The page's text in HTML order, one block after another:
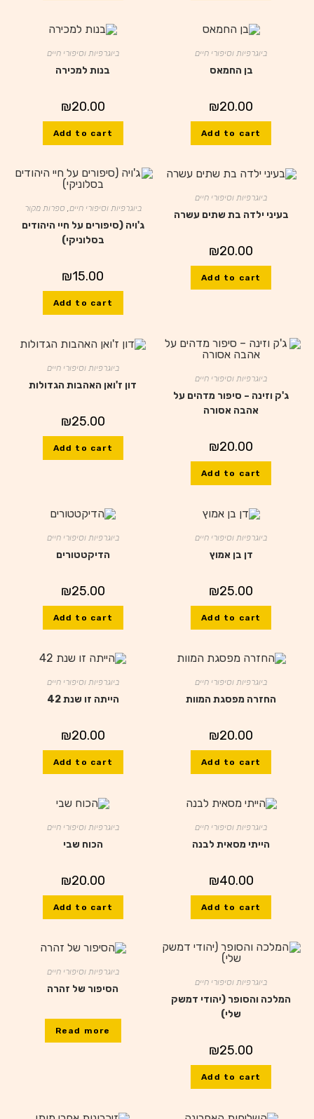
ביוגרפיות וסיפורי חיים
בן החמאס
₪20.00
Add to cart
ביוגרפיות וסיפורי חיים
בנות למכירה
₪20.00
Add to cart
ביוגרפיות וסיפורי חיים
בעיני ילדה בת שתים עשרה
₪20.00
Add to cart
ביוגרפיות וסיפורי חיים, ספרות מקור
ג'ויה (סיפורים על חיי היהודים
בסלוניקי)
₪15.00
Add to cart
ביוגרפיות וסיפורי חיים
ג'ק וזינה – סיפור מדהים על
אהבה אסורה
₪20.00
Add to cart
ביוגרפיות וסיפורי חיים
דון ז'ואן האהבות הגדולות
₪25.00
Add to cart
ביוגרפיות וסיפורי חיים
דן בן אמוץ
₪25.00
Add to cart
ביוגרפיות וסיפורי חיים
הדיקטטורים
₪25.00
Add to cart
ביוגרפיות וסיפורי חיים
החזרה מפסגת המוות
₪20.00
Add to cart
ביוגרפיות וסיפורי חיים
הייתה זו שנת 42
₪20.00
Add to cart
ביוגרפיות וסיפורי חיים
הייתי מסאית לבנה
₪40.00
Add to cart
ביוגרפיות וסיפורי חיים
הכוח שבי
₪20.00
Add to cart
ביוגרפיות וסיפורי חיים
המלכה והסופר (יהודי דמשק
שלי)
₪25.00
Add to cart
ביוגרפיות וסיפורי חיים
הסיפור של זהרה
Read more